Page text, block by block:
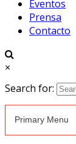
Eventos
Prensa
Contacto
×
Search for:
Primary Menu